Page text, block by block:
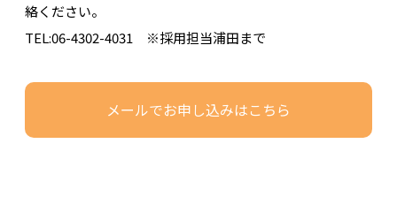
絡ください。
TEL:06-4302-4031 ※採用担当浦田まで
メールでお申し込みはこちら